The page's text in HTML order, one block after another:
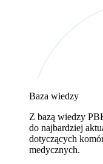
Baza wiedzy
Z bazą wiedzy
do najbardziej
dotyczących
medycznych.